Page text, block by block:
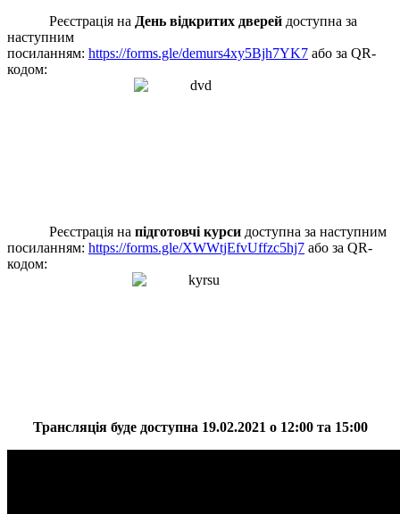
Реєстрація на День відкритих дверей доступна за
наступним
посиланням: https://forms.gle/demurs4xy5Bjh7YK7 або за QR-
кодом:
Реєстрація напідготовчі курси доступна за наступним
посиланням: https://forms.gle/XWWtjEfvUffzc5hj7 або за QR-
кодом:
Трансляція буде доступна 19.02.2021 о 12:00 та 15:00